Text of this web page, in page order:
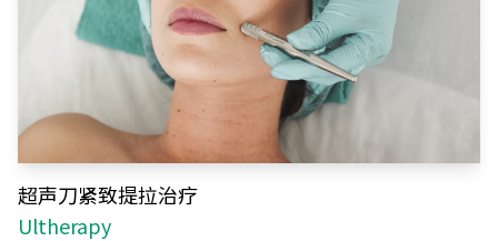
超声刀紧致提拉治疗
Ultherapy